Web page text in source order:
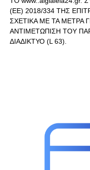
(ΕΕ) 2018/334 ΤΗΣ
ΣΧΕΤΙΚΑ ΜΕ ΤΑ ΜΕΤΡΑ
ΑΝΤΙΜΕΤΩΠΙΣΗ ΤΟΥ
ΔΙΑΔΙΚΤΥΟ (L 63).